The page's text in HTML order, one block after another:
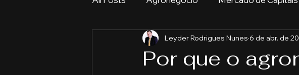
Graduação Resumo do Mercado Sua
Por que o
Leyder Rodrigues Nunes 6 de abr. de